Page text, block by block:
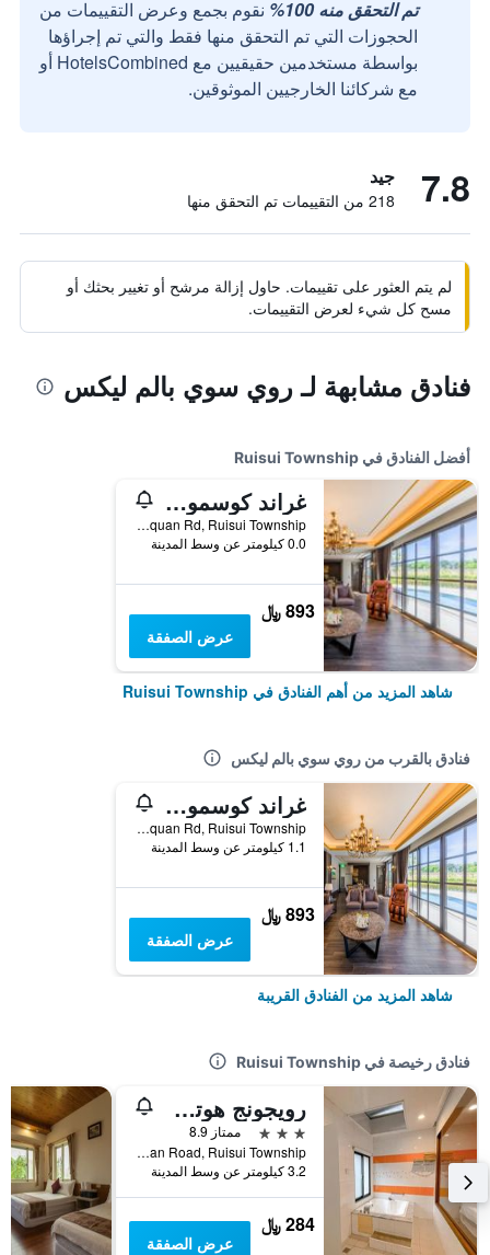
تم التحقق منه 100%
نقوم بجمع وعرض التقييمات من
الحجوزات التي تم التحقق منها فقط والتي تم إجراؤها
بواسطة مستخدمين حقيقيين مع HotelsCombined أو
مع شركائنا الخارجيين الموثوقين.
7.8 جيد
218 من التقييمات تم التحقق منها
لم يتم العثور على تقييمات. حاول إزالة مرشح أو تغيير بحثك أو
مسح كل شيء لعرض التقييمات.
فنادق مشابهة لـ روي سوي بالم ليكس
أفضل الفنادق في Ruisui Township
غراند كوسموس ريزورت روسوي هوالين
No.368, Sec. 2, Wenquan Rd, Ruisui Township, تايوان
0.0 كيلومتر عن وسط المدينة
893 ﷼
عرض الصفقة
شاهد المزيد من أهم الفنادق في Ruisui Township
فنادق بالقرب من روي سوي بالم ليكس
غراند كوسموس ريزورت روسوي هوالين
No.368, Sec. 2, Wenquan Rd, Ruisui Township, تايوان
1.1 كيلومتر عن وسط المدينة
893 ﷼
عرض الصفقة
شاهد المزيد من الفنادق القريبة
فنادق رخيصة في Ruisui Township
رويجونج هوتسبرينج فيلا
3 نجوم
ممتاز 8.9
No. 185, Section 3, Wenquan Road, Ruisui Township, تايوان
3.2 كيلومتر عن وسط المدينة
284 ﷼
عرض الصفقة